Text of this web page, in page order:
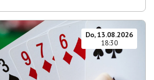
Do, 13.08.2026
18:30